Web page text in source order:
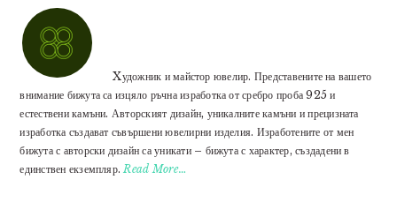
Xудожник и майстор ювелир. Представените на вашето
внимание бижута са изцяло ръчна изработка от сребро проба 925 и
естествени камъни. Авторският дизайн, уникалните камъни и прецизната
изработка създават съвършени ювелирни изделия. Изработените от мен
бижута с авторски дизайн са уникати – бижута с характер, създадени в
единствен екземпляр.Read More…